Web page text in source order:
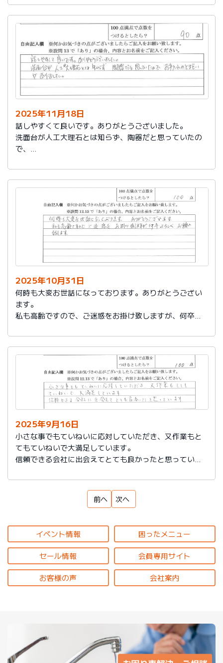
2025年11月18日
話しやすくて良いです。ありがとうございました。
洗面台が人工大理石とは知らず、陶器だと思っていたの
で、
2025年10月31日
何時も大変お世話になっております。ありがとうござい
ます。
私も高齢ですので、ご迷惑をお掛け致しますが、何卒よ
2025年9月16日
小さな事でもていねいに応対していただき、又作業もと
てもていねいで大満足しています。
信頼できる会社に出会えてとても良かったと思っていま
前へ 次へ
イベント情報 困ったメニュー
セール情報 会員専用サイト
お客様の声 会社案内